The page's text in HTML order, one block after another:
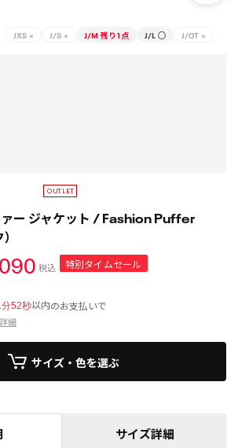
JXS × J/S × J/M 残り1点 J/L ○ J/OT ×
ァー ジャケット / Fashion Puffer
税込
特別タイムセール
51秒以内のお支払いで
詳細
サイズ・色を選ぶ
サイズ詳細